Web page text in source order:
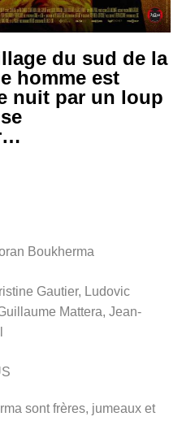
du sud de la
homme est
nuit par un loup
Boukherma
Gautier, Ludovic
Mattera, Jean-
sont frères, jumeaux et